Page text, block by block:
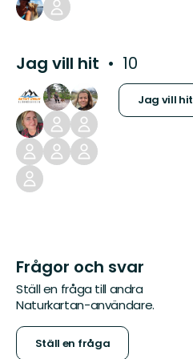
Jag vill hit 10
Jag vill hit
Frågor och svar
Ställ en fråga till andra
Naturkartan-användare.
Ställ en fråga